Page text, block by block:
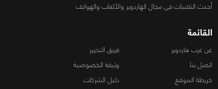
أحدث التقنيات فى مجال الهاردوير والألعاب والهواتف
القائمة
عن عرب هاردوير
فريق التحرير
اتصل بنا
وثيقة الخصوصية
خريطة الموقع
دليل الشركات